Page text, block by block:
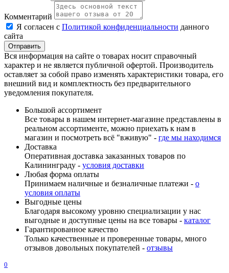
Комментарий
Я согласен с Политикой конфиденциальности данного
сайта
Вся информация на сайте о товарах носит справочный
характер и не является публичной офертой. Производитель
оставляет за собой право изменять характеристики товара, его
внешний вид и комплектность без предварительного
уведомления покупателя.
Большой ассортимент
Все товары в нашем интернет-магазине представлены в
реальном ассортименте, можно приехать к нам в
магазин и посмотреть всё "вживую" - где мы находимся
Доставка
Оперативная доставка заказанных товаров по
Калининграду - условия доставки
Любая форма оплаты
Принимаем наличные и безналичные платежи - о
условия оплаты
Выгодные цены
Благодаря высокому уровню специализации у нас
выгодные и доступные цены на все товары - каталог
Гарантированное качество
Только качественные и проверенные товары, много
отзывов довольных покупателей - отзывы
0